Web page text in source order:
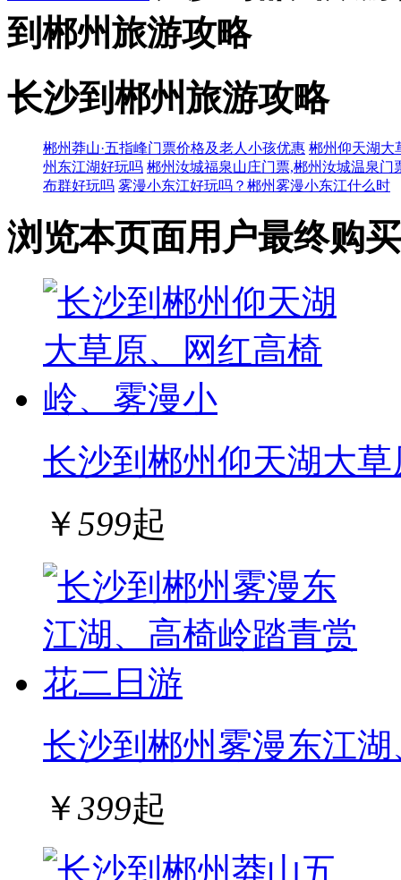
到郴州旅游攻略
长沙到郴州旅游攻略
郴州莽山·五指峰门票价格及老人小孩优惠 郴州仰天湖大
州东江湖好玩吗 郴州汝城福泉山庄门票,郴州汝城温泉门
布群好玩吗 雾漫小东江好玩吗？郴州雾漫小东江什么时
浏览本页面用户最终购买
长沙到郴州仰天湖大
￥599起
长沙到郴州雾漫东江
￥399起